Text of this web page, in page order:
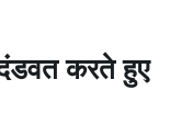
करते हुए